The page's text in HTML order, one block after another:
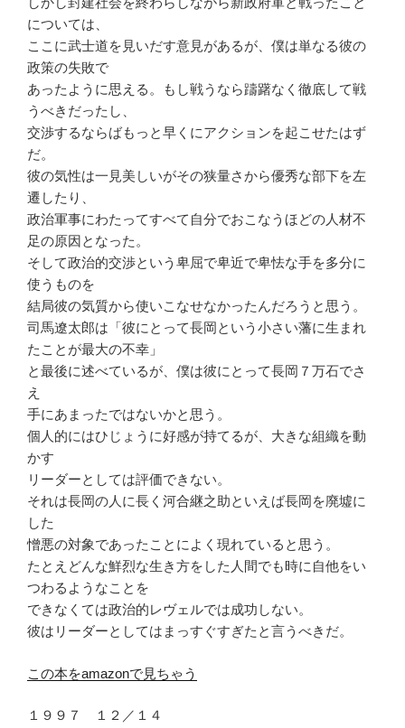
については、
ここに武士道を見いだす意見があるが、僕は単なる彼の
政策の失敗で
あったように思える。もし戦うなら躊躇なく徹底して戦
うべきだったし、
交渉するならばもっと早くにアクションを起こせたはず
だ。
彼の気性は一見美しいがその狭量さから優秀な部下を左
遷したり、
政治軍事にわたってすべて自分でおこなうほどの人材不
足の原因となった。
そして政治的交渉という卑屈で卑近で卑怯な手を多分に
使うものを
結局彼の気質から使いこなせなかったんだろうと思う。
司馬遼太郎は「彼にとって長岡という小さい藩に生まれ
たことが最大の不幸」
と最後に述べているが、僕は彼にとって長岡７万石でさ
え
手にあまったではないかと思う。
個人的にはひじょうに好感が持てるが、大きな組織を動
かす
リーダーとしては評価できない。
それは長岡の人に長く河合継之助といえば長岡を廃墟に
した
憎悪の対象であったことによく現れていると思う。
たとえどんな鮮烈な生き方をした人間でも時に自他をい
つわるようなことを
できなくては政治的レヴェルでは成功しない。
彼はリーダーとしてはまっすぐすぎたと言うべきだ。
この本をamazonで見ちゃう
１９９７ １２／１４